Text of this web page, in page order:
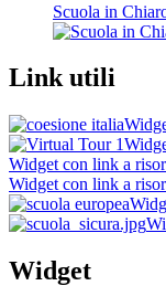
Scuola in
Link utili
Widget con link a
Widget con link a
Widget